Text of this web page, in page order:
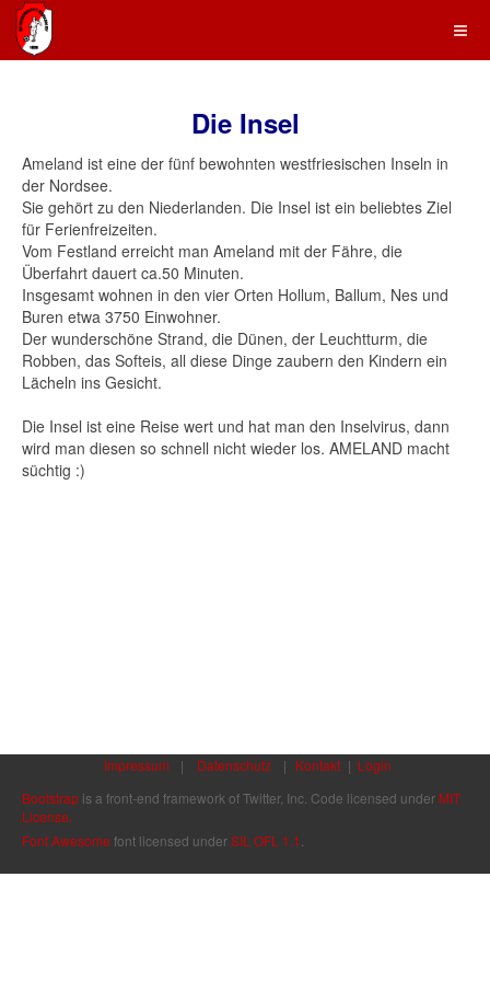
Die Insel
Ameland ist eine der fünf bewohnten westfriesischen Inseln in
der Nordsee.
Sie gehört zu den Niederlanden. Die Insel ist ein beliebtes Ziel
für Ferienfreizeiten.
Vom Festland erreicht man Ameland mit der Fähre, die
Überfahrt dauert ca.50 Minuten.
Insgesamt wohnen in den vier Orten Hollum, Ballum, Nes und
Buren etwa 3750 Einwohner.
Der wunderschöne Strand, die Dünen, der Leuchtturm, die
Robben, das Softeis, all diese Dinge zaubern den Kindern ein
Lächeln ins Gesicht.
Die Insel ist eine Reise wert und hat man den Inselvirus, dann
wird man diesen so schnell nicht wieder los. AMELAND macht
süchtig :)
Impressum | Datenschutz | Kontakt | Login
Bootstrap is a front-end framework of Twitter, Inc. Code licensed under MIT
License.
Font Awesome font licensed underSIL OFL 1.1